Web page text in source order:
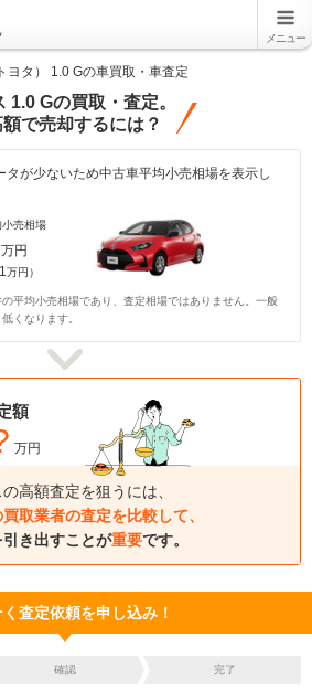
メニュー
ヨタ） 1.0 Gの車買取・車査定
1.0 Gの買取・査定。
で売却するには？
タが少ないため中古車平均小売相場を表示し
売相場
万円
万円）
平均小売相場であり、査定相場ではありません。一般
くなります。
額
万円
高額査定を狙うには、
取業者の査定を比較して、
き出すことが重要です。
査定依頼を申し込み！
確認 完了